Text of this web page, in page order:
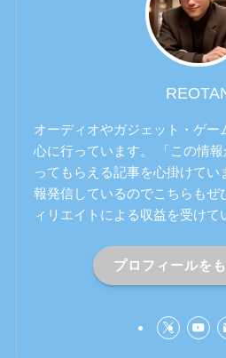
オーディオやガジェット・ゲー
心に行っています。 「この情
ってもらえる記事を心掛けてい
報発信しているのでこちらも
ィリエイトによる収益を受けて
プロフィールを